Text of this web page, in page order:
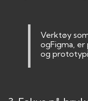
Verktøy
ogFigma,
og